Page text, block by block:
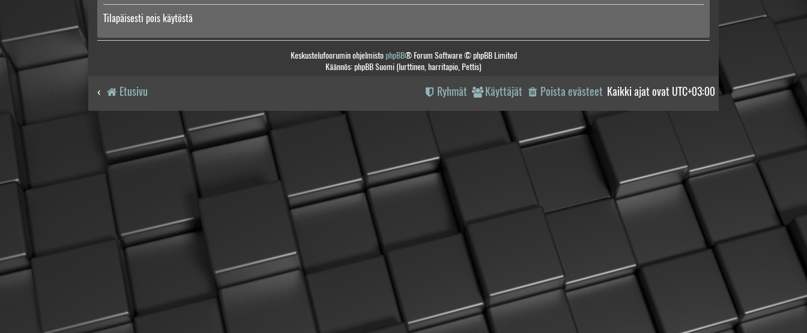
Tilapäisesti pois käytöstä
Keskustelufoorumin ohjelmistophpBB® Forum Software © phpBB Limited
Käännös: phpBB Suomi (lurttinen, harritapio, Pettis)
Etusivu Kaikki ajat ovat UTC+03:00
Poista evästeet
Käyttäjät
Ryhmät